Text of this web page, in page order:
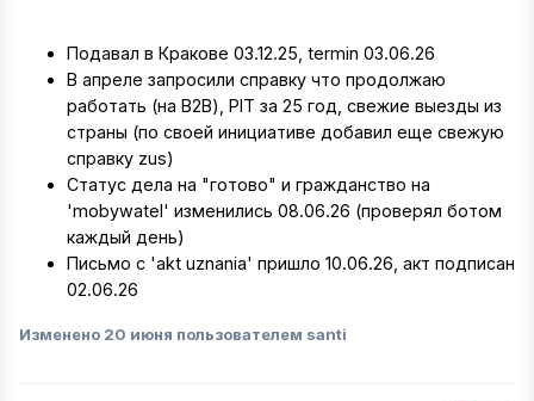
Подавал в Кракове 03.12.25, termin 03.06.26
В апреле запросили справку что продолжаю
работать (на B2B), PIT за 25 год, свежие выезды из
страны (по своей инициативе добавил еще свежую
справку zus)
Статус дела на "готово" и гражданство на
'mobywatel' изменились 08.06.26 (проверял ботом
каждый день)
Письмо с 'akt uznania' пришло 10.06.26, акт подписан
02.06.26
Изменено 20 июня пользователем santi